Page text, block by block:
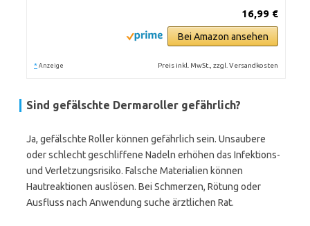
16,99 €
Bei Amazon ansehen
* Anzeige Preis inkl. MwSt., zzgl. Versandkosten
Sind gefälschte Dermaroller gefährlich?
Ja, gefälschte Roller können gefährlich sein. Unsaubere
oder schlecht geschliffene Nadeln erhöhen das Infektions-
und Verletzungsrisiko. Falsche Materialien können
Hautreaktionen auslösen. Bei Schmerzen, Rötung oder
Ausfluss nach Anwendung suche ärztlichen Rat.